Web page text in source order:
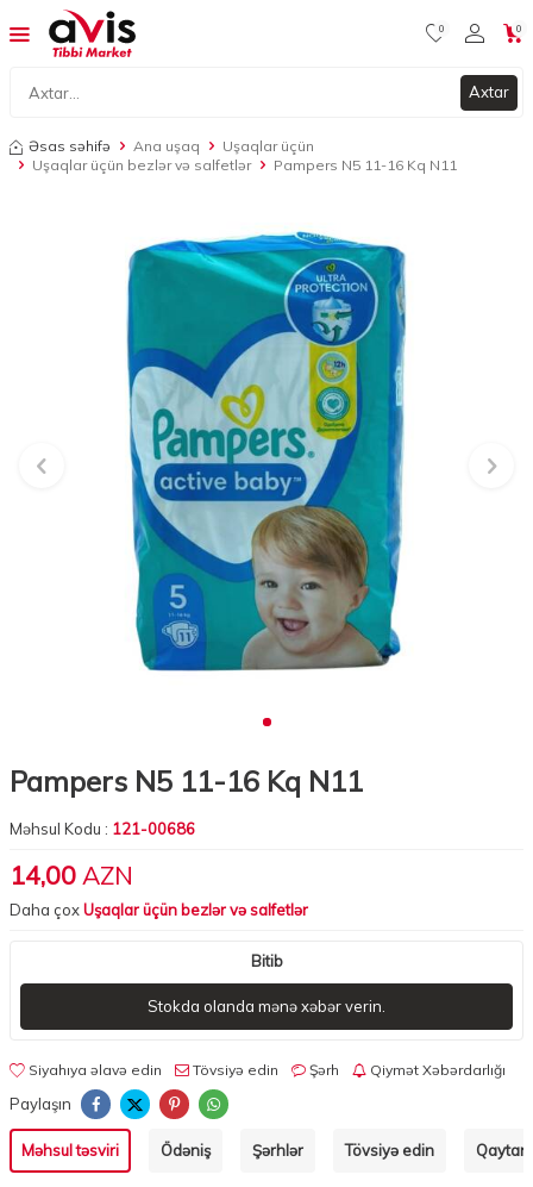
Axtar
0 0
Əsas səhifə Ana uşaq
Uşaqlar üçün
Uşaqlar üçün bezlər və salfetlər
Pampers N5 11-16 Kq N11
Pampers N5 11-16 Kq N11
Məhsul Kodu : 121-00686
14,00 AZN
Daha çoxUşaqlar üçün bezlər və salfetlər
Bitib
Stokda olanda mənə xəbər verin.
Siyahıya əlavə edin Tövsiyə edin Şərh Qiymət Xəbərdarlığı
Paylaşın
Məhsul təsviri Ödəniş Şərhlər Tövsiyə edin